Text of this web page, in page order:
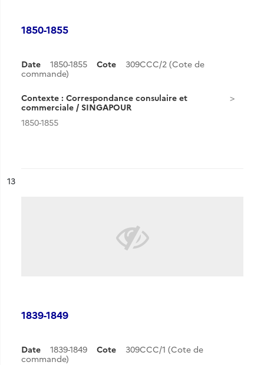
1850-1855
Date 1850-1855 Cote
309CCC/2 (Cote de
commande)
Contexte : Correspondance consulaire et
commerciale / SINGAPOUR
1850-1855
n°
13
1839-1849
Date 1839-1849 Cote
309CCC/1 (Cote de
commande)